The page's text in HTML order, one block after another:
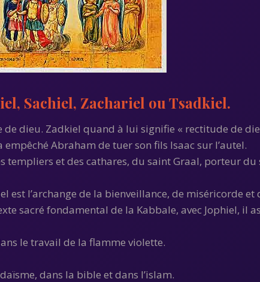
Sachiel, Zachariel ou Tsadkiel.
dieu. Zadkiel quand à lui signifie « rectitude de
empêché Abraham de tuer son fils Isaac sur l’autel.
templiers et des cathares, du saint Graal, porteur
est l’archange de la bienveillance, de miséricorde et
sacré fondamental de la Kabbale, avec Jophiel, il
le travail de la flamme violette.
dans la bible et dans l’islam.